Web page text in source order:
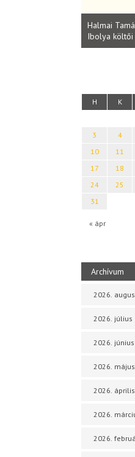
Halmai
Ibolya költői
H K
« ápr
3
4
10
11
17
18
24
25
31
Archívum
2026.
2026. július
2026. június
2026. május
2026. április
2026.
2026.